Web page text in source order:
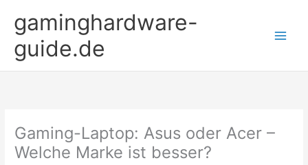
Inhalt
springen
gaminghardware-
guide.de
Gaming-Laptop: Asus oder Acer –
Welche Marke ist besser?